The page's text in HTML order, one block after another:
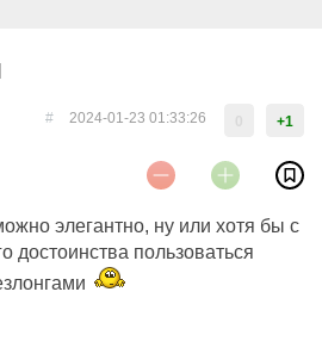
+1
2024-01-23 01:33:26
#
элегантно, ну или хотя бы с
достоинства пользоваться